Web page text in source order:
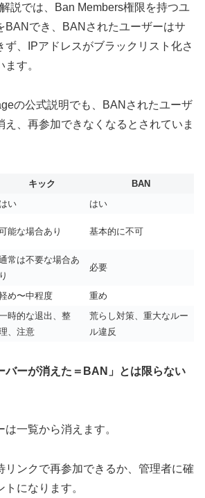
説では、Ban Members権限を持つユ
BANでき、BANされたユーザーはサ
ず、IPアドレスがブラックリスト化さ
す。
の公式説明でも、BANされたユーザ
え、再参加できなくなるとされていま
キック
BAN
はい
はい
能な場合あり 基本的に不可
常は不要な場合あ
り
必要
め〜中程度 重め
時的な退出、整
、注意
荒らし対策、重大なルー
ル違反
バーが消えた＝BAN」とは限らない
一覧から消えます。
リンクで再参加できるか、管理者に確
になります。